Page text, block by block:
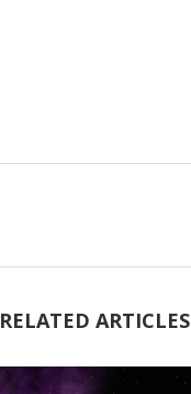
RELATED ARTICLES